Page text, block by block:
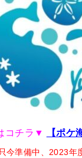
コチラ▼ 【ポケ
今準備中、2023年